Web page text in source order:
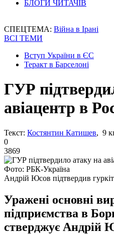
БЛОГИ ЧИТАЧІВ
СПЕЦТЕМА: Війна в Ірані
ВСІ ТЕМИ
Вступ України в ЄС
Теракт в Барселоні
ГУР
авіацентр в
Текст: Костянтин Катишев, 9
0
3869
Фото: РБК-Україна
Андрій Юсов підтвердив
Уражені основні
підприємства в
стверджує Андрій